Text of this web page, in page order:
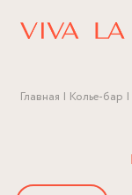
Главная Колье-бар